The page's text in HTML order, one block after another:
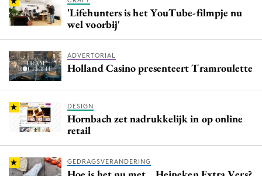
'Lifehunters is het YouTube-filmpje nu
wel voorbij'
ADVERTORIAL
Holland Casino presenteert Tramroulette
DESIGN
Hornbach zet nadrukkelijk in op online
retail
GEDRAGSVERANDERING